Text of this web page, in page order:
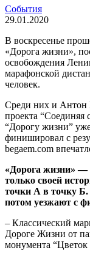
События
29.01.2020
В воскресенье
«Дорога жизни»,
освобождения
марафонской
человек.
Среди них и Антон
проекта
“Дорогу жизни”
финишировал с
begaem.com
«Дорога жизни» —
только своей
точки А в точку Б.
потом уезжают с
– Классический
Дороге Жизни от
монумента